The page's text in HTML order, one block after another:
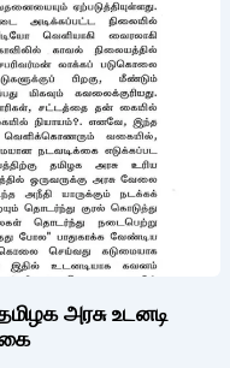
அரசு உடனடி